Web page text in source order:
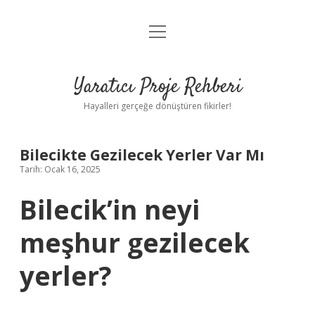
Anasayfa
Yasal Uyarı
menüyü
Yaratıcı Proje Rehberi
Hayalleri gerçeğe dönüştüren fikirler!
Bilecikte Gezilecek Yerler Var Mı
Tarih: Ocak 16, 2025
Bilecik’in neyi
meşhur gezilecek
yerler?